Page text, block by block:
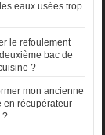
eaux usées trop
le refoulement
bac de
?
mon ancienne
en récupérateur
?